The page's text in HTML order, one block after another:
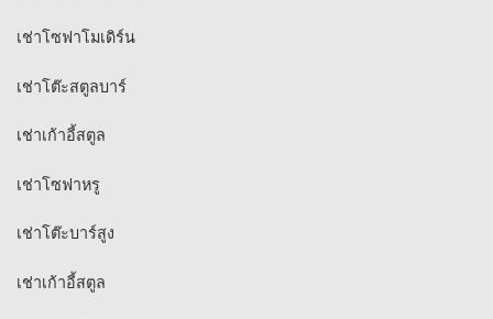
เช่าโซฟาโมเดิร์น
เช่าโต๊ะสตูลบาร์
เช่าเก้าอี้สตูล
เช่าโซฟาหรู
เช่าโต๊ะบาร์สูง
เช่าเก้าอี้สตูล